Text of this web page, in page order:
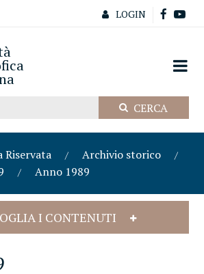
LOGIN
Riservata
Archivio storico
Anno 1989
I CONTENUTI